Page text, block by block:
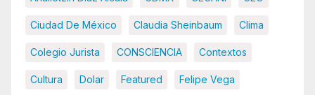
Ciudad De México Claudia Sheinbaum Clima
Colegio Jurista CONSCIENCIA Contextos
Cultura Dolar Featured Felipe Vega